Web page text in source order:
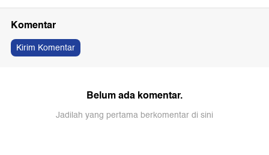
Komentar
Kirim Komentar
Belum ada komentar.
Jadilah yang pertama berkomentar di sini